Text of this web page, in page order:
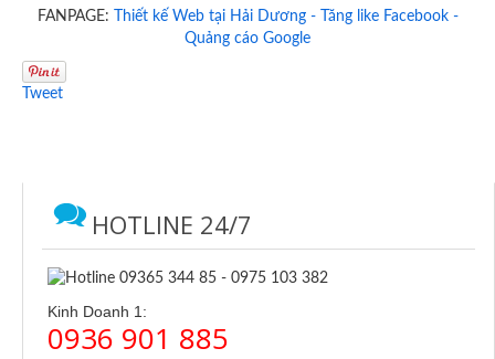
FANPAGE:
Thiết kế Web tại Hải Dương - Tăng like Facebook -
Quảng cáo Google
Tweet
HOTLINE 24/7
Kinh Doanh 1:
0936 901 885